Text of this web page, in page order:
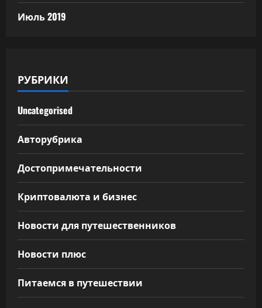
Июль 2019
РУБРИКИ
Uncategorised
Авторубрика
Достопримечательности
Криптовалюта и бизнес
Новости для путешественников
Новости плюс
Питаемся в путешествии